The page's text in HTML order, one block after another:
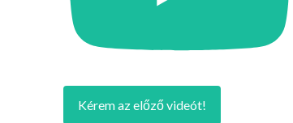
Kérem az előző videót!